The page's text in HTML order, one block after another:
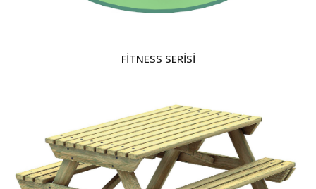
FİTNESS SERİSİ